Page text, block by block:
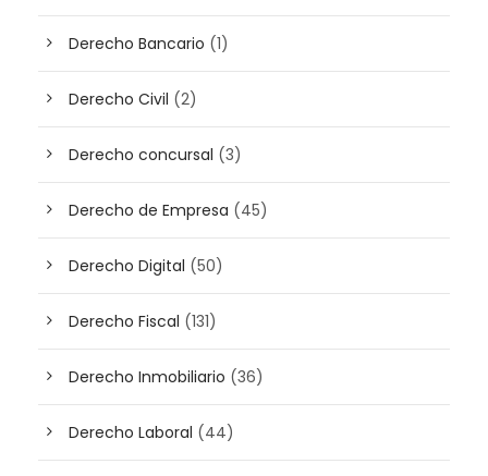
Derecho Bancario (1)
Derecho Civil (2)
Derecho concursal (3)
Derecho de Empresa (45)
Derecho Digital (50)
Derecho Fiscal (131)
Derecho Inmobiliario (36)
Derecho Laboral (44)